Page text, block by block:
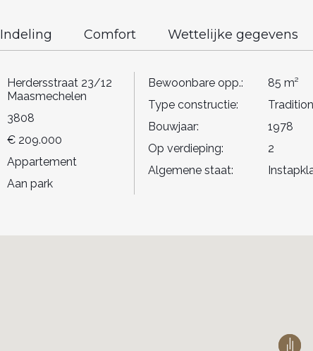
Indeling Comfort Wettelijke gegevens
Herdersstraat 23/12
Maasmechelen
3808
€ 209.000
Appartement
Aan park
Bewoonbare opp.:
85 m²
Type constructie:
Bouwjaar:
1978
Op verdieping:
2
Algemene staat: